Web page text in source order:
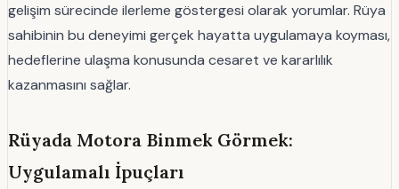
gelişim sürecinde ilerleme göstergesi olarak yorumlar. Rüya
sahibinin bu deneyimi gerçek hayatta uygulamaya koyması,
hedeflerine ulaşma konusunda cesaret ve kararlılık
kazanmasını sağlar.
Rüyada Motora Binmek Görmek:
Uygulamalı İpuçları